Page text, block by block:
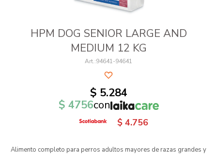
HPM DOG SENIOR LARGE AND
MEDIUM 12 KG
94641-94641
$ 5.284
$ 4756con
$ 4.756
Alimento completo para perros adultos mayores de razas grandes y